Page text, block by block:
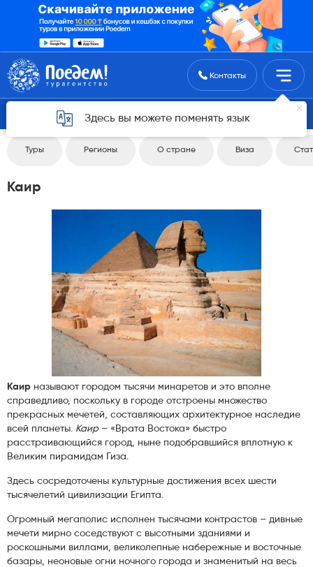
Поиск туровКонтакты
Здесь вы можете поменять язык
Вернуться 4
Туры Регионы О стране Виза
Каир
Каир называют городом тысячи минаретов и это вполне
справедливо, поскольку в городе отстроены множество
прекрасных мечетей, составляющих архитектурное наследие
всей планеты. Каир– «Врата Востока» быстро
расстраивающийся город, ныне подобравшийся вплотную к
Великим пирамидам Гиза.
Здесь сосредоточены культурные достижения всех шести
тысячелетий цивилизации Египта.
Огромный мегаполис исполнен тысячами контрастов – дивные
мечети мирно соседствуют с высотными зданиями и
роскошными виллами, великолепные набережные и восточные
базары, неоновые огни ночного города и знаменитый на весь